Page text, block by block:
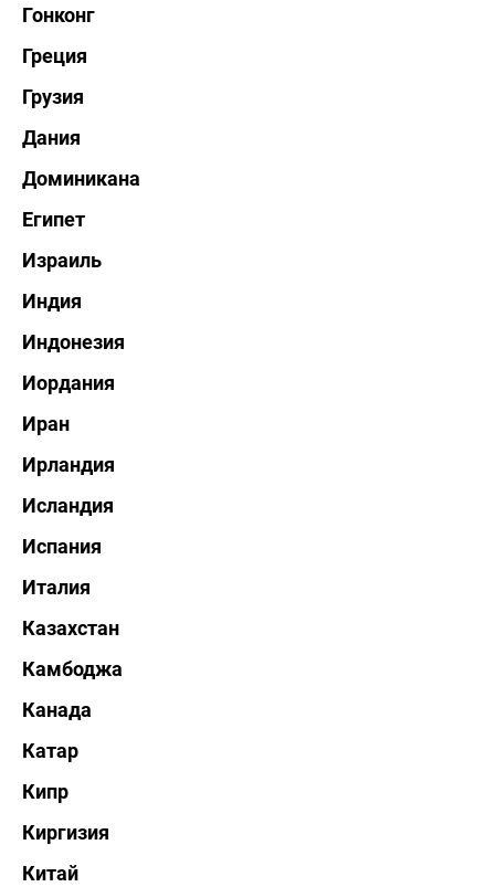
Гонконг
Греция
Грузия
Дания
Доминикана
Египет
Израиль
Индия
Индонезия
Иордания
Иран
Ирландия
Исландия
Испания
Италия
Казахстан
Камбоджа
Канада
Катар
Кипр
Киргизия
Китай